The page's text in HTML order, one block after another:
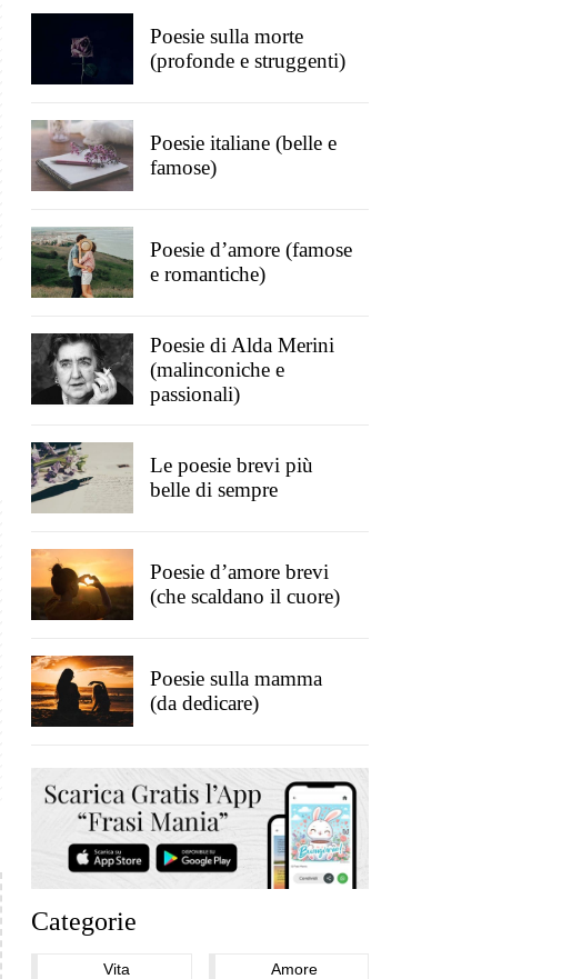
Poesie sulla morte
(profonde e struggenti)
Poesie italiane (belle e
famose)
Poesie d’amore (famose
e romantiche)
Poesie di Alda Merini
(malinconiche e
passionali)
Le poesie brevi più
belle di sempre
Poesie d’amore brevi
(che scaldano il cuore)
Poesie sulla mamma
(da dedicare)
Categorie
Vita Amore